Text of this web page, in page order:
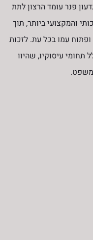
פנר עומד הרצון לתת
והמקצועי ביותר, תוך
עמו בכל עת. לזכות
עיסוקיו, שהיוו